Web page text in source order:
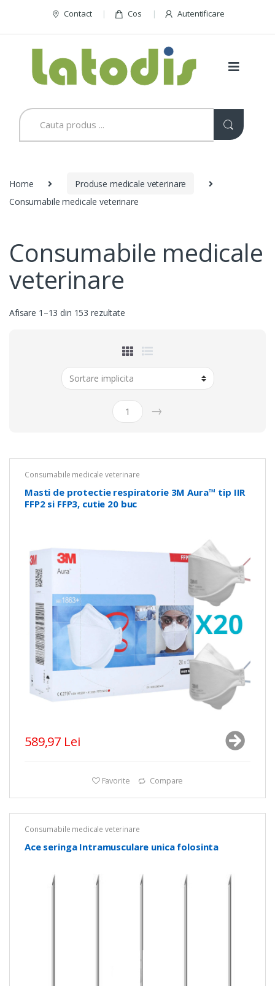
Contact Cos Autentificare
Home
Produse medicale veterinare
Consumabile medicale veterinare
Consumabile medicale
veterinare
Afisare 1–13 din 153 rezultate
→
Consumabile medicale veterinare
Masti de protectie respiratorie 3M Aura™ tip IIR
FFP2 si FFP3, cutie 20 buc
589,97 Lei
Favorite Compare
Consumabile medicale veterinare
Ace seringa Intramusculare unica folosinta